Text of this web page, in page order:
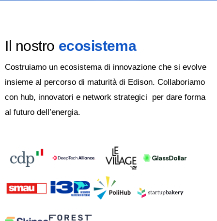
Il nostro ecosistema
Costruiamo un ecosistema di innovazione che si evolve
insieme al percorso di maturità di Edison. Collaboriamo
con hub, innovatori e network strategici per dare forma
al futuro dell’energia.